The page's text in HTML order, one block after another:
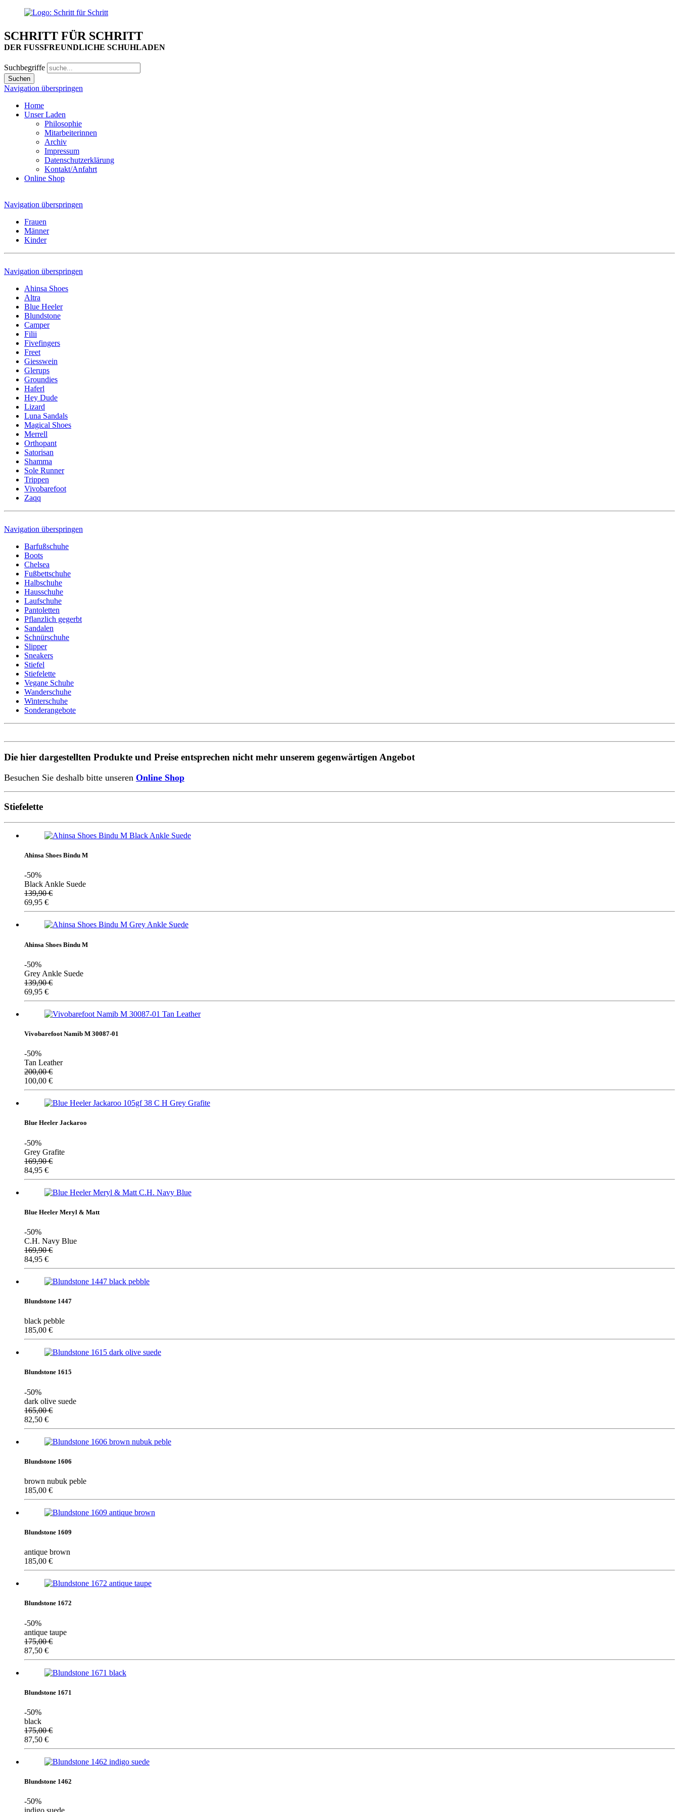
SCHRITT FÜR SCHRITT
DER FUSSFREUNDLICHE SCHUHLADEN
Suchbegriffe
Navigation überspringen
Home
Unser Laden
Philosophie
Mitarbeiterinnen
Archiv
Impressum
Datenschutzerklärung
Kontakt/Anfahrt
Online Shop
Navigation überspringen
Frauen
Männer
Kinder
Navigation überspringen
Ahinsa Shoes
Altra
Blue Heeler
Blundstone
Camper
Filii
Fivefingers
Freet
Giesswein
Glerups
Groundies
Haferl
Hey Dude
Lizard
Luna Sandals
Magical Shoes
Merrell
Orthopant
Satorisan
Shamma
Sole Runner
Trippen
Vivobarefoot
Zaqq
Navigation überspringen
Barfußschuhe
Boots
Chelsea
Fußbettschuhe
Halbschuhe
Hausschuhe
Laufschuhe
Pantoletten
Pflanzlich gegerbt
Sandalen
Schnürschuhe
Slipper
Sneakers
Stiefel
Stiefelette
Vegane Schuhe
Wanderschuhe
Winterschuhe
Sonderangebote
Die hier dargestellten Produkte und Preise entsprechen nicht mehr unserem gegenwärtigen Angebot
Besuchen Sie deshalb bitte unseren Online Shop
Stiefelette
Ahinsa Shoes Bindu M
-50%
Black Ankle Suede
139,90€
69,95 €
Ahinsa Shoes Bindu M
-50%
Grey Ankle Suede
139,90€
69,95 €
Vivobarefoot Namib M 30087-01
-50%
Tan Leather
200,00€
100,00 €
Blue Heeler Jackaroo
-50%
Grey Grafite
169,90€
84,95 €
Blue Heeler Meryl & Matt
-50%
C.H. Navy Blue
169,90€
84,95 €
Blundstone 1447
black pebble
185,00 €
Blundstone 1615
-50%
dark olive suede
165,00€
82,50 €
Blundstone 1606
brown nubuk peble
185,00 €
Blundstone 1609
antique brown
185,00 €
Blundstone 1672
-50%
antique taupe
175,00€
87,50 €
Blundstone 1671
-50%
black
175,00€
87,50 €
Blundstone 1462
-50%